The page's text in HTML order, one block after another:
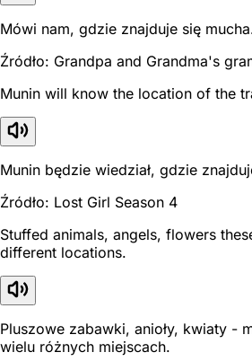
Mówi nam, gdzie znajduje się
Źródło: Grandpa and Grandma's
Munin will know the location of the
Munin będzie wiedział, gdzie
Źródło: Lost Girl Season 4
Stuffed animals, angels, flowers
different locations.
Pluszowe zabawki, anioły, kwiaty -
wielu różnych miejscach.